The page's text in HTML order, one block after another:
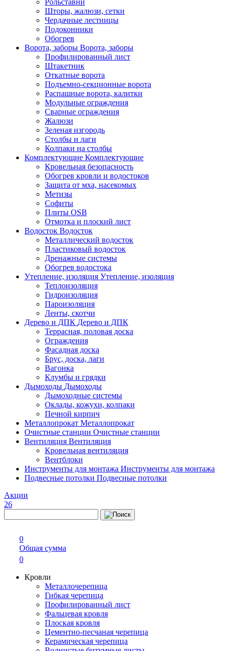
Рольставни
Шторы, жалюзи, сетки
Чердачные лестницы
Подоконники
Обогрев
Ворота, заборы Ворота, заборы
Профилированный лист
Штакетник
Откатные ворота
Подъемно-секционные ворота
Распашные ворота, калитки
Модульные ограждения
Сварные ограждения
Жалюзи
Зеленая изгородь
Столбы и лаги
Колпаки на столбы
Комплектующие Комплектующие
Кровельная безопасность
Обогрев кровли и водостоков
Защита от мха, насекомых
Метизы
Софиты
Плиты OSB
Отмотка и плоский лист
Водосток Водосток
Металлический водосток
Пластиковый водосток
Дренажные системы
Обогрев водостока
Утепление, изоляция Утепление, изоляция
Теплоизоляция
Гидроизоляция
Пароизоляция
Ленты, скотчи
Дерево и ДПК Дерево и ДПК
Террасная, половая доска
Ограждения
Фасадная доска
Брус, доска, лаги
Вагонка
Клумбы и грядки
Дымоходы Дымоходы
Дымоходные системы
Оклады, кожухи, колпаки
Печной кирпич
Металлопрокат Металлопрокат
Очистные станции Очистные станции
Вентиляция Вентиляция
Кровельная вентиляция
Вентблоки
Инструменты для монтажа Инструменты для монтажа
Подвесные потолки Подвесные потолки
Акции
26
0
Общая сумма
0
Кровли
Металлочерепица
Гибкая черепица
Профилированный лист
Фальцевая кровля
Плоская кровля
Цементно-песчаная черепица
Керамическая черепица